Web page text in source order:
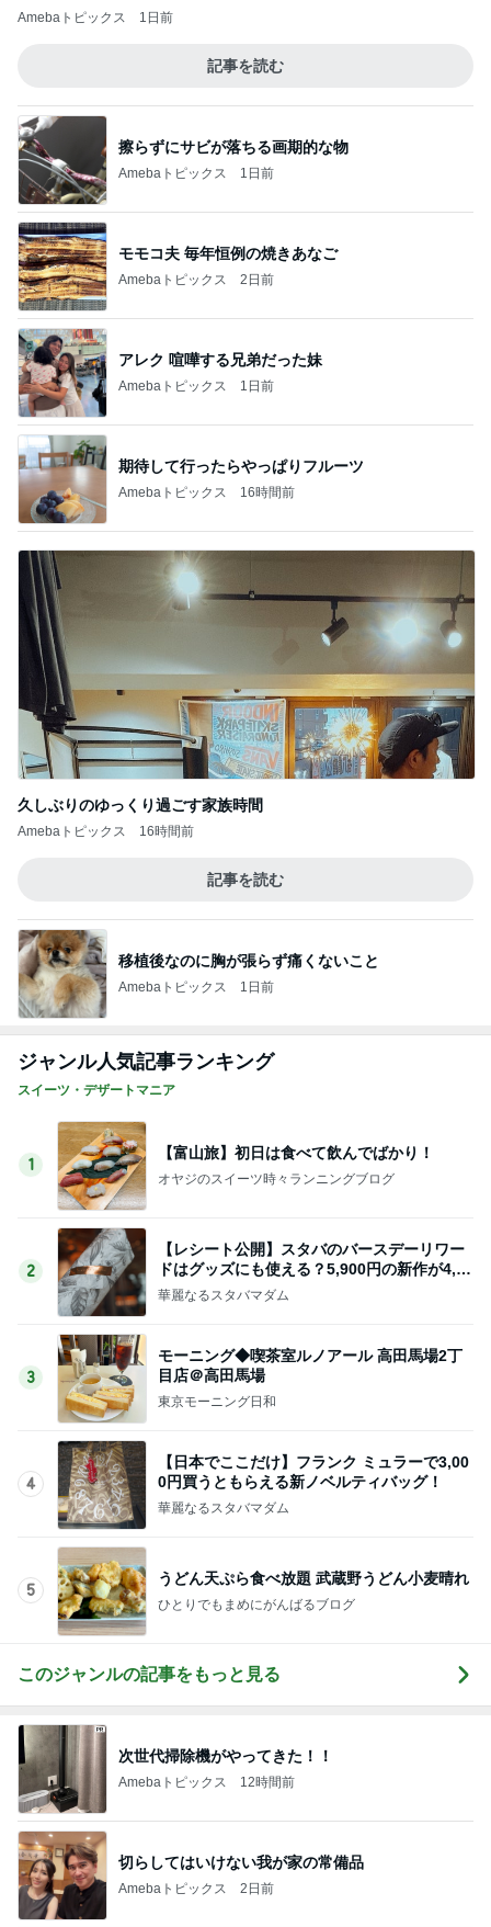
Amebaトピックス 1日前
記事を読む
擦らずにサビが落ちる画期的な物
Amebaトピックス 1日前
モモコ夫 毎年恒例の焼きあなご
Amebaトピックス 2日前
アレク 喧嘩する兄弟だった妹
Amebaトピックス 1日前
期待して行ったらやっぱりフルーツ
Amebaトピックス 16時間前
久しぶりのゆっくり過ごす家族時間
Amebaトピックス 16時間前
記事を読む
移植後なのに胸が張らず痛くないこと
Amebaトピックス 1日前
ジャンル人気記事ランキング
スイーツ・デザートマニア
1
【富山旅】初日は食べて飲んでばかり！
オヤジのスイーツ時々ランニングブログ
2
【レシート公開】スタバのバースデーリワー
ドはグッズにも使える？5,900円の新作が4,88
1円に
華麗なるスタバマダム
3
モーニング◆喫茶室ルノアール 高田馬場2丁
目店＠高田馬場
東京モーニング日和
4
【日本でここだけ】フランク ミュラーで3,00
0円買うともらえる新ノベルティバッグ！
華麗なるスタバマダム
5
うどん天ぷら食べ放題 武蔵野うどん小麦晴れ
ひとりでもまめにがんばるブログ
このジャンルの記事をもっと見る
次世代掃除機がやってきた！！
Amebaトピックス 12時間前
切らしてはいけない我が家の常備品
Amebaトピックス 2日前